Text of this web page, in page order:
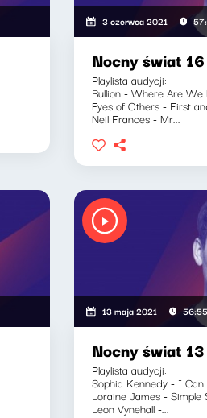
3 czerwca 2021
Nocny świat 16
Playlista audycji:
Bullion - Where Are We
Eyes of Others - First
Neil Frances - Mr...
13 maja 2021 56:55
Nocny świat 13
Playlista audycji:
Sophia Kennedy - I Can
Loraine James - Simple
Leon Vynehall -...